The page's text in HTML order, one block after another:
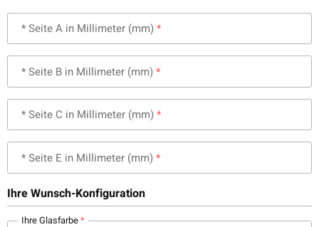
* Seite A in Millimeter (mm)
* Seite B in Millimeter (mm)
* Seite C in Millimeter (mm)
* Seite E in Millimeter (mm)
Ihre Wunsch-Konfiguration
Ihre Glasfarbe